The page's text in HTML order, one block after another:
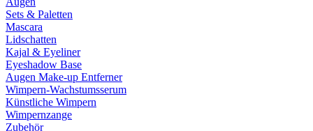
Sets & Paletten
Mascara
Lidschatten
Kajal & Eyeliner
Eyeshadow Base
Augen Make-up Entferner
Wimpern-Wachstumsserum
Künstliche Wimpern
Wimpernzange
Zubehör